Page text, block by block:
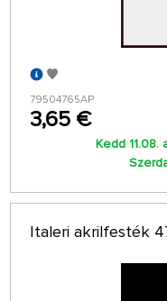
79504765AP
3,65 €
Kedd
Italeri akrilfesték